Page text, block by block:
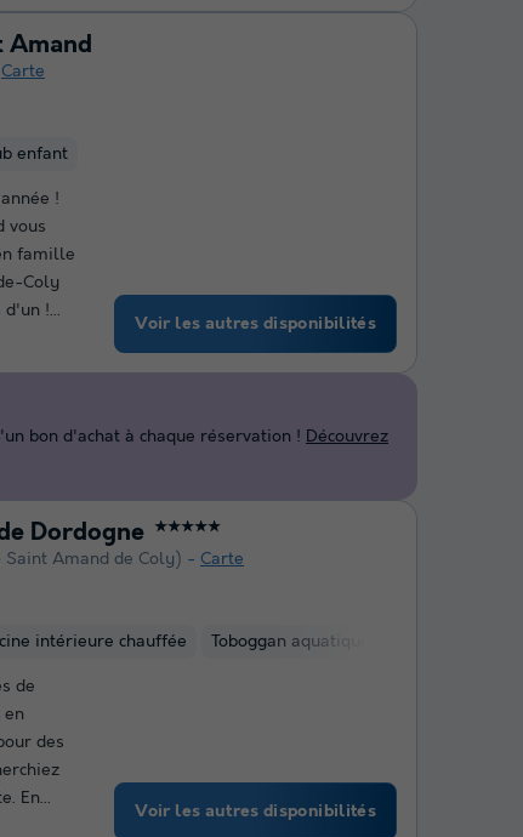
Amand
Carte
enfant
!
vous
famille
Coly
!...
Voir les autres disponibilités
Dordogne ★★★★★
Saint Amand de Coly) Carte
intérieure chauffée Toboggan aquatique
de
en
des
En...
Voir les autres disponibilités
bon d'achat à chaque réservation ! Découvrez